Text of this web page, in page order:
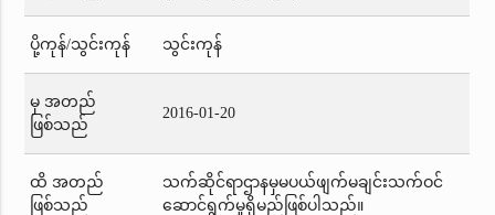
ပို့ကုန်/သွင်းကုန် သွင်းကုန်
မှ အတည်
ဖြစ်သည်
2016-01-20
ထိ အတည်
ဖြစ်သည်
သက်ဆိုင်ရာဌာနမှမပယ်ဖျက်မချင်းသက်ဝင်
ဆောင်ရွက်မှုရှိမည်ဖြစ်ပါသည်။